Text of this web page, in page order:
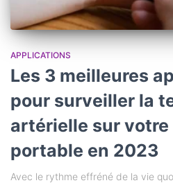
APPLICATIONS
Les 3 meilleures
pour surveiller la
artérielle sur
portable en 2023
Avec le rythme effréné de la vie